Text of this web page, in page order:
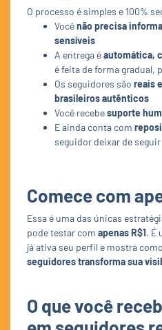
O processo é simples e 100%
Vocênão precisa
sensíveis
A entrega éautomática,
é feita de forma gradual,
Os seguidores são reais
brasileiros autênticos
Você recebesuporte
E ainda conta com
seguidor deixar de seguir
Comece com
Essa é uma das únicas
pode testar com apenas R$1. É
já ativa seu perfil e mostra como
seguidores transforma sua
O que você